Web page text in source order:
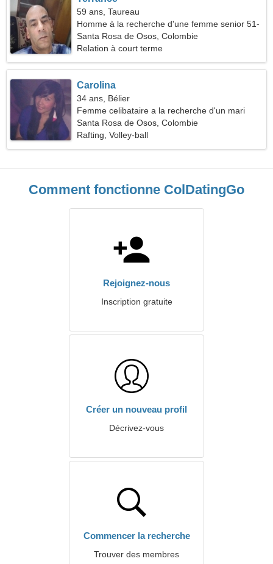
59 ans, Taureau
Homme à la recherche d'une femme senior 51-
57
Santa Rosa de Osos, Colombie
Relation à court terme
Carolina
34 ans, Bélier
Femme celibataire a la recherche d'un mari
Santa Rosa de Osos, Colombie
Rafting, Volley-ball
Comment fonctionne ColDatingGo
Rejoignez-nous
Inscription gratuite
Créer un nouveau profil
Décrivez-vous
Commencer la recherche
Trouver des membres